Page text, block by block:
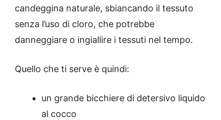
candeggina naturale, sbiancando il tessuto
senza l’uso di cloro, che potrebbe
danneggiare o ingiallire i tessuti nel tempo.
Quello che ti serve è quindi:
un grande bicchiere di detersivo liquido
al cocco